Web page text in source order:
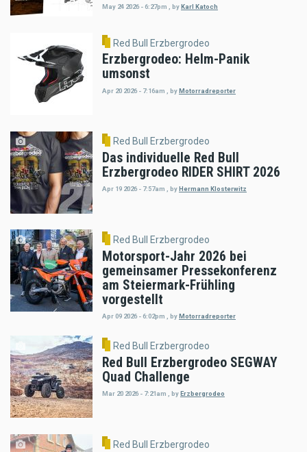
May 24 2026 - 6:27pm byKarl Katoch
Red Bull Erzbergrodeo
Erzbergrodeo: Helm-Panik
umsonst
Apr 20 2026 - 7:16am byMotorradreporter
Red Bull Erzbergrodeo
Das individuelle Red Bull
Erzbergrodeo RIDER SHIRT 2026
Apr 19 2026 - 7:57am , by Hermann Klosterwitz
Red Bull Erzbergrodeo
Motorsport-Jahr 2026 bei
gemeinsamer Pressekonferenz
am Steiermark-Frühling
vorgestellt
Apr 09 2026 - 6:02pm byMotorradreporter
Red Bull Erzbergrodeo
Red Bull Erzbergrodeo SEGWAY
Quad Challenge
Mar 20 2026 - 7:21am byErzbergrodeo
Red Bull Erzbergrodeo